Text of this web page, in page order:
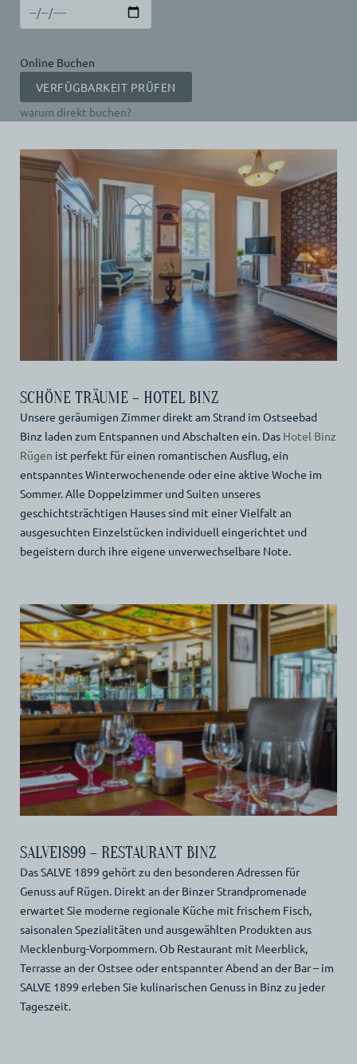
Online Buchen
warum direkt buchen?
SCHÖNE TRÄUME – HOTEL BINZ
Unsere geräumigen Zimmer direkt am Strand im Ostseebad
Binz laden zum Entspannen und Abschalten ein. Das Hotel Binz
Rügen ist perfekt für einen romantischen Ausflug, ein
entspanntes Winterwochenende oder eine aktive Woche im
Sommer. Alle Doppelzimmer und Suiten unseres
geschichtsträchtigen Hauses sind mit einer Vielfalt an
ausgesuchten Einzelstücken individuell eingerichtet und
begeistern durch ihre eigene unverwechselbare Note.
SALVE1899 – RESTAURANT BINZ
Das SALVE 1899 gehört zu den besonderen Adressen für
Genuss auf Rügen. Direkt an der Binzer Strandpromenade
erwartet Sie moderne regionale Küche mit frischem Fisch,
saisonalen Spezialitäten und ausgewählten Produkten aus
Mecklenburg-Vorpommern. Ob Restaurant mit Meerblick,
Terrasse an der Ostsee oder entspannter Abend an der Bar – im
SALVE 1899 erleben Sie kulinarischen Genuss in Binz zu jeder
Tageszeit.